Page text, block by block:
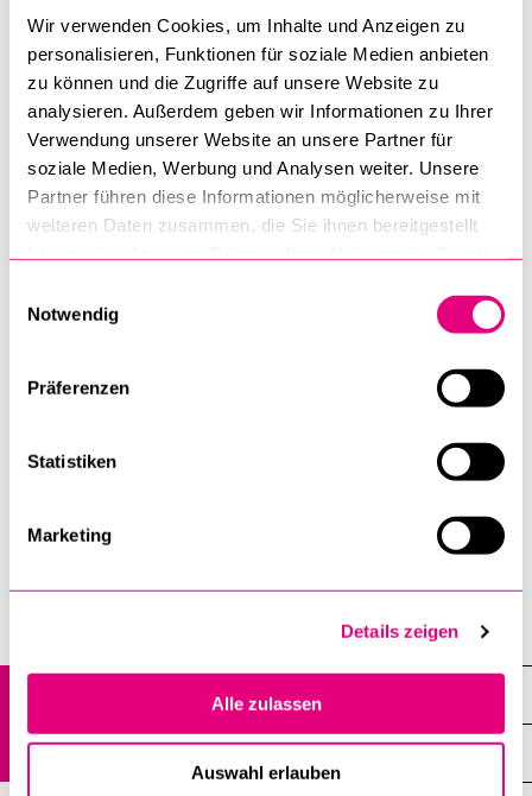
Wir verwenden Cookies, um Inhalte und Anzeigen zu
personalisieren, Funktionen für soziale Medien anbieten
zu können und die Zugriffe auf unsere Website zu
analysieren. Außerdem geben wir Informationen zu Ihrer
Verwendung unserer Website an unsere Partner für
soziale Medien, Werbung und Analysen weiter. Unsere
Partner führen diese Informationen möglicherweise mit
weiteren Daten zusammen, die Sie ihnen bereitgestellt
Notwendig
Präferenzen
Statistiken
Marketing
Details zeigen
Alle zulassen
Auswahl erlauben
Übersicht
Weiterbildungsangebote